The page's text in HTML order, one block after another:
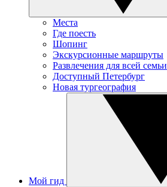
Места
Где поесть
Шопинг
Экскурсионные маршруты
Развлечения для всей семьи
Доступный Петербург
Новая тургеография
Мой гид